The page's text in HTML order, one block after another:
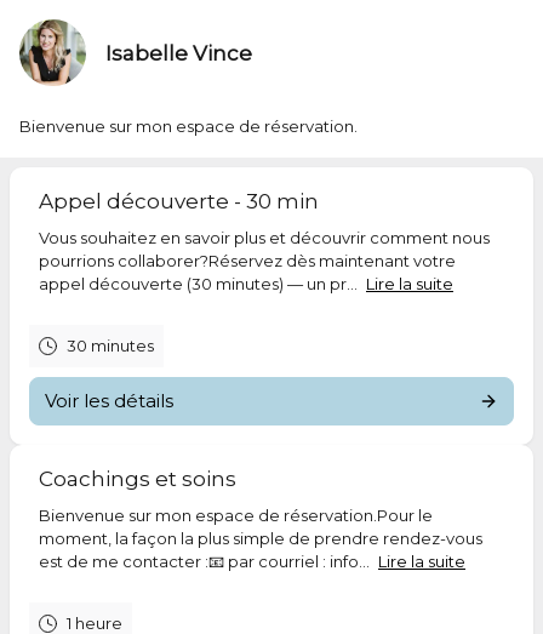
Isabelle Vince
Bienvenue sur mon espace de réservation.
Appel découverte - 30 min
Vous souhaitez en savoir plus et découvrir comment nous
pourrions collaborer?Réservez dès maintenant votre
appel découverte (30 minutes) — un pr...
Lire la suite
30 minutes
Voir les détails
Coachings et soins
Bienvenue sur mon espace de réservation.Pour le
moment, la façon la plus simple de prendre rendez-vous
est de me contacter :📧 par courriel : info...
Lire la suite
1 heure